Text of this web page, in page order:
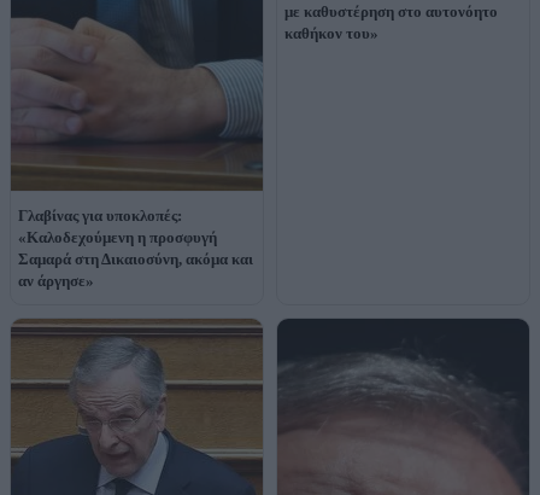
Γλαβίνας για υποκλοπές:
«Καλοδεχούμενη η προσφυγή
Σαμαρά στη Δικαιοσύνη, ακόμα και
αν άργησε»
με καθυστέρηση στο αυτονόητο
καθήκον του»